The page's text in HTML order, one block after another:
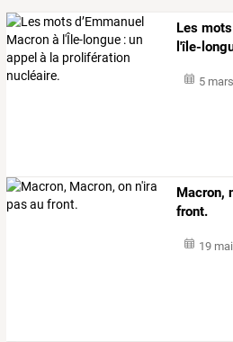
Les mots
l'île-
5
Macron,
front.
19